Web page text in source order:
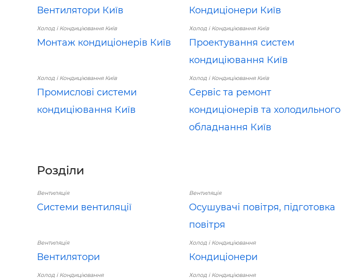
Вентилятори Київ Кондиціонери Київ
Холод і Кондиціювання Київ
Монтаж кондиціонерів Київ
Холод і Кондиціювання Київ
Проектування систем
кондиціювання Київ
Холод і Кондиціювання Київ
Промислові системи
кондиціювання Київ
Холод і Кондиціювання Київ
Сервіс та ремонт
кондиціонерів та холодильного
обладнання Київ
Розділи
Вентиляція
Системи вентиляції
Вентиляція
Осушувачі повітря, підготовка
повітря
Вентиляція
Вентилятори
Холод і Кондиціювання
Кондиціонери
Холод і Кондиціювання Холод і Кондиціювання